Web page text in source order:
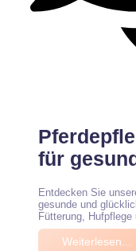
für
Entdecken Sie
gesunde und
Fütterung, Hufpflege
Weiterlesen...